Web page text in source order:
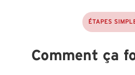
ÉTAPES
Comment ça